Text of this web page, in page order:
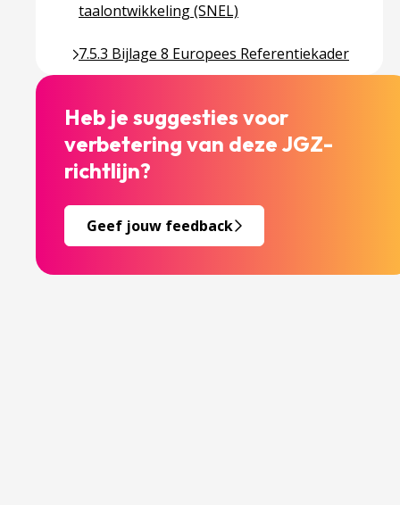
taalontwikkeling (SNEL)
7.5.3 Bijlage 8 Europees Referentiekader
Ga naar pagina over 7.5.3 Bijlage 8 Europees
Heb je suggesties voor
verbetering van deze JGZ-
richtlijn?
Geef jouw feedback